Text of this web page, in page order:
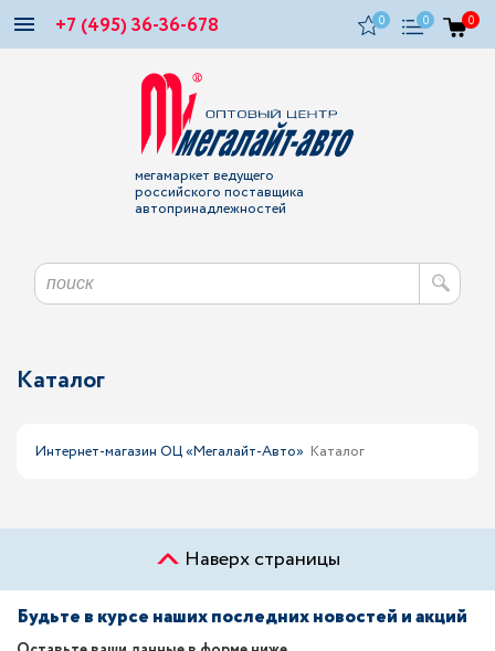
+7 (495) 36-36-678 0 0 0
мегамаркет ведущего
российского поставщика
автопринадлежностей
Каталог
Интернет-магазин ОЦ «Мегалайт-Авто» Каталог
Наверх страницы
Будьте в курсе наших последних новостей и акций